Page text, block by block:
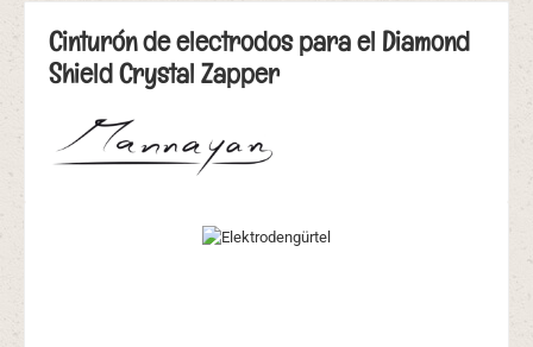
Cinturón de electrodos para el Diamond
Shield Crystal Zapper
Omitir galería de imágenes